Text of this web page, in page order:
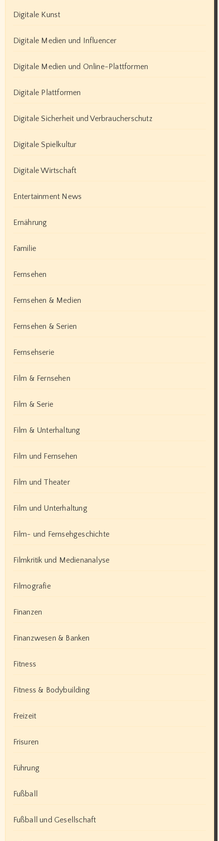
Digitale Kunst
Digitale Medien und Influencer
Digitale Medien und Online-Plattformen
Digitale Plattformen
Digitale Sicherheit und Verbraucherschutz
Digitale Spielkultur
Digitale Wirtschaft
Entertainment News
Ernährung
Familie
Fernsehen
Fernsehen & Medien
Fernsehen & Serien
Fernsehserie
Film & Fernsehen
Film & Serie
Film & Unterhaltung
Film und Fernsehen
Film und Theater
Film und Unterhaltung
Film- und Fernsehgeschichte
Filmkritik und Medienanalyse
Filmografie
Finanzen
Finanzwesen & Banken
Fitness
Fitness & Bodybuilding
Freizeit
Frisuren
Führung
Fußball
Fußball und Gesellschaft